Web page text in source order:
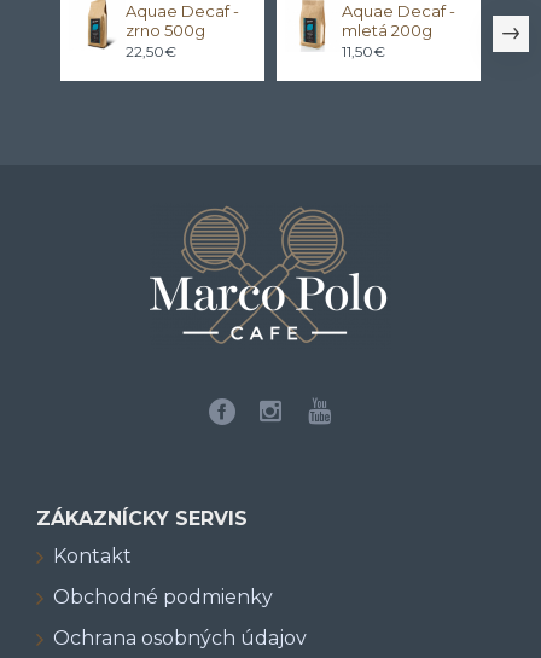
Aquae Decaf -
zrno 500g
22,50€
Aquae Decaf -
mletá 200g
11,50€
ZÁKAZNÍCKY SERVIS
Kontakt
Obchodné podmienky
Ochrana osobných údajov